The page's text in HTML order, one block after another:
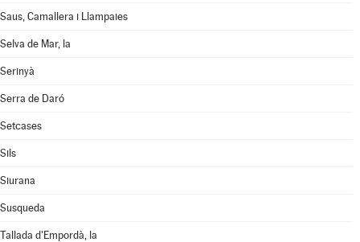
Saus, Camallera i Llampaies
Selva de Mar, la
Serinyà
Serra de Daró
Setcases
Sils
Siurana
Susqueda
Tallada d'Empordà, la